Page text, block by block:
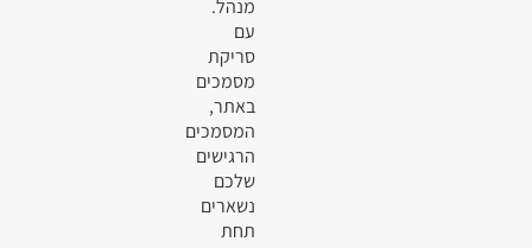
מנהל.
עם
סריקת
מסמכים
באתר,
המסמכים
הרגישים
שלכם
נשארים
תחת